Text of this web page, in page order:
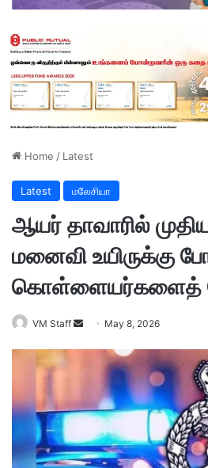
Home / Latest
Latest மலேசியா
ஆயர் தாவாரில்
மனைவி உயிருக்கு
கொள்ளையர்களைத்
VM Staff
n
e
m
May 8, 2026